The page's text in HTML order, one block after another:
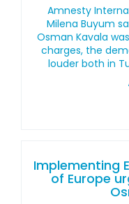
Amnesty
Milena Buyum
Osman Kavala
charges, the
louder both in
Implementing
of Europe